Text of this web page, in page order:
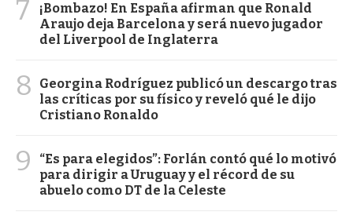
7
¡Bombazo! En España afirman que Ronald
Araujo deja Barcelona y será nuevo jugador
del Liverpool de Inglaterra
8
Georgina Rodríguez publicó un descargo tras
las críticas por su físico y reveló qué le dijo
Cristiano Ronaldo
9
“Es para elegidos”: Forlán contó qué lo motivó
para dirigir a Uruguay y el récord de su
abuelo como DT de la Celeste